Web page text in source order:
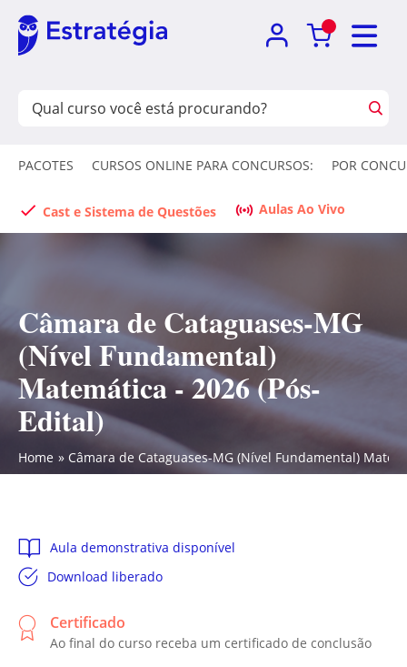
PACOTES CURSOS ONLINE PARA CONCURSOS: POR
Cast e Sistema de Questões Aulas Ao Vivo
Câmara de Cataguases-MG
(Nível Fundamental)
Matemática - 2026 (Pós-
Edital)
Home Câmara de Cataguases-MG (Nível Fundamental)
Aula demonstrativa disponível
Download liberado
Certificado
Ao final do curso receba um certificado de conclusão